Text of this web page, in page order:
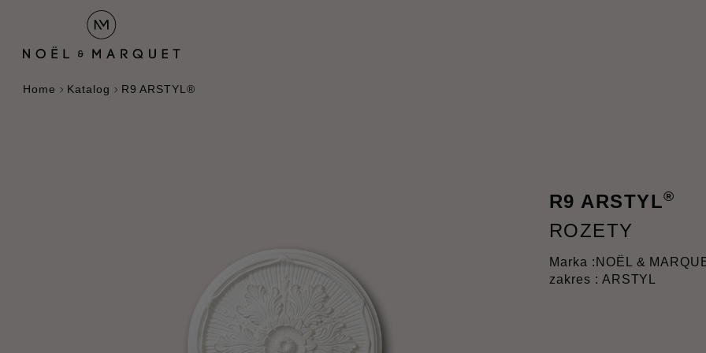
Home Katalog R9 ARSTYL®
R9 ARSTYL®
ROZETY
Marka : NOËL &
zakres : ARSTYL